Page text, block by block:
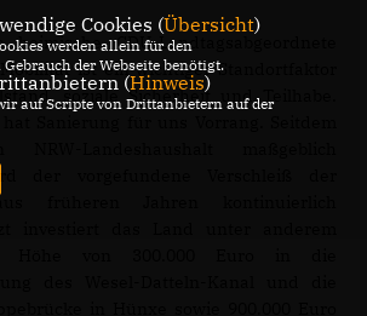
CDU-Landtagsabgeordnete
ist ein wichtiger Standortfaktor
soziale Sicherheit und Teilhabe.
hat Sanierung für uns Vorrang. Seitdem
der vorgefundene Verschleiß der
früheren Jahren kontinuierlich
Cookies (Übersicht)
werden allein für den
der Webseite benötigt.
(Hinweis)
auf Scripte von Drittanbietern auf der